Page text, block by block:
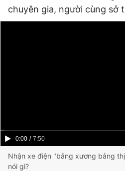
chuyên gia, người cùng sở
Current
Time
0:00 / Duration
7:50
Nhận xe điện "bằng xương bằng
nói gì?